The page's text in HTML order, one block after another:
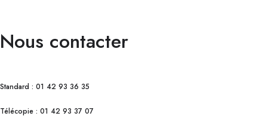
Nous contacter
Standard : 01 42 93 36 35
Télécopie : 01 42 93 37 07